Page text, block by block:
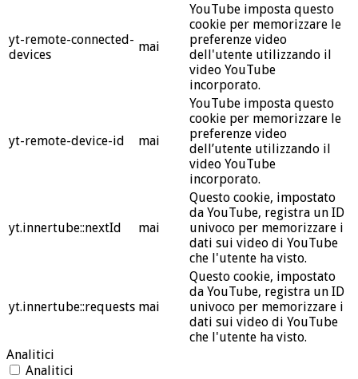
yt-remote-connected-
devices
mai
YouTube imposta questo
cookie per memorizzare le
preferenze video
dell'utente utilizzando il
video YouTube
incorporato.
yt-remote-device-id mai
YouTube imposta questo
cookie per memorizzare le
preferenze video
dell’utente utilizzando il
video YouTube
incorporato.
yt.innertube::nextId mai
Questo cookie, impostato
da YouTube, registra un ID
univoco per memorizzare i
dati sui video di YouTube
che l'utente ha visto.
yt.innertube::requests mai
Questo cookie, impostato
da YouTube, registra un ID
univoco per memorizzare i
dati sui video di YouTube
che l'utente ha visto.
Analitici
Analitici